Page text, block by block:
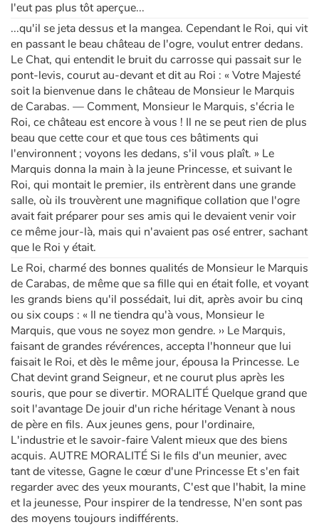
l'eut pas plus tôt aperçue...
...qu'il se jeta dessus et la mangea. Cependant le Roi, qui vit
en passant le beau château de l'ogre, voulut entrer dedans.
Le Chat, qui entendit le bruit du carrosse qui passait sur le
pont-levis, courut au-devant et dit au Roi : « Votre Majesté
soit la bienvenue dans le château de Monsieur le Marquis
de Carabas. — Comment, Monsieur le Marquis, s'écria le
Roi, ce château est encore à vous ! Il ne se peut rien de plus
beau que cette cour et que tous ces bâtiments qui
l'environnent ; voyons les dedans, s'il vous plaît. » Le
Marquis donna la main à la jeune Princesse, et suivant le
Roi, qui montait le premier, ils entrèrent dans une grande
salle, où ils trouvèrent une magnifique collation que l'ogre
avait fait préparer pour ses amis qui le devaient venir voir
ce même jour-là, mais qui n'avaient pas osé entrer, sachant
que le Roi y était.
Le Roi, charmé des bonnes qualités de Monsieur le Marquis
de Carabas, de même que sa fille qui en était folle, et voyant
les grands biens qu'il possédait, lui dit, après avoir bu cinq
ou six coups : « Il ne tiendra qu'à vous, Monsieur le
Marquis, que vous ne soyez mon gendre. ›› Le Marquis,
faisant de grandes révérences, accepta l'honneur que lui
faisait le Roi, et dès le même jour, épousa la Princesse. Le
Chat devint grand Seigneur, et ne courut plus après les
souris, que pour se divertir. MORALITÉ Quelque grand que
soit l'avantage De jouir d'un riche héritage Venant à nous
de père en fils. Aux jeunes gens, pour l'ordinaire,
L'industrie et le savoir-faire Valent mieux que des biens
acquis. AUTRE MORALITÉ Si le fils d'un meunier, avec
tant de vitesse, Gagne le cœur d'une Princesse Et s'en fait
regarder avec des yeux mourants, C'est que l'habit, la mine
et la jeunesse, Pour inspirer de la tendresse, N'en sont pas
des moyens toujours indifférents.